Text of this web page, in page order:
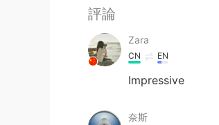
評論
Zara
CN EN
Impressive
奈斯